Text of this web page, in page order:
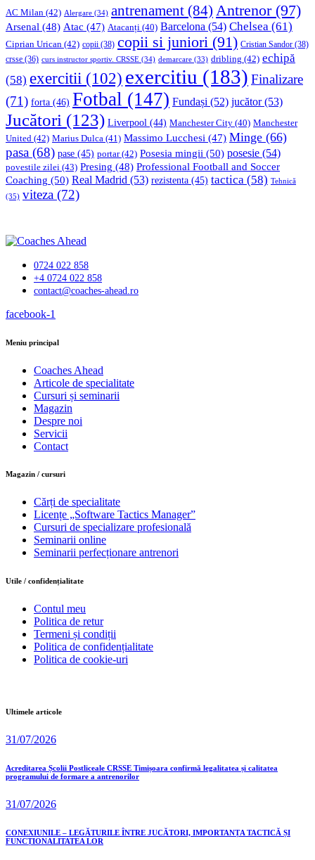
AC Milan (42) Alergare (34) antrenament (84) Antrenor(97)
Arsenal (48) Atac (47) Atacanți (40) Barcelona (54) Chelsea (61)
Ciprian Urican (42) copii (38) copii si juniori (91) Cristian Sandor (38)
crsse (36) curs instructor sportiv. CRSSE (34) demarcare (33) dribling (42) echipă
(58) exercitii (102) exercitiu (183) Finalizare
(71) forta (46) Fotbal (147) Fundași (52) jucător(53)
Jucători (123) Liverpool (44) Manchester City (40) Manchester
United (42) Marius Dulca (41) Massimo Lucchesi (47) Minge (66)
pasa (68) pase (45) portar(42) Posesia mingii (50) posesie (54)
povestile zilei (43) Presing (48) Professional Football and Soccer
Coaching (50) Real Madrid (53) rezistenta (45) tactica (58) Tehnică
(35) viteza (72)
0724 022 858
+4 0724 022 858
contact@coaches-ahead.ro
facebook-1
Meniu principal
Coaches Ahead
Articole de specialitate
Cursuri și seminarii
Magazin
Despre noi
Servicii
Contact
Magazin / cursuri
Cărți de specialitate
Licențe „Software Tactics Manager”
Cursuri de specializare profesională
Seminarii online
Seminarii perfecționare antrenori
Utile / confidențialitate
Contul meu
Politica de retur
Termeni și condiții
Politica de confidențialitate
Politica de cookie-uri
Ultimele articole
31/07/2026
Acreditarea Școlii Postliceale CRSSE Timișoara confirmă legalitatea și calitatea
programului de formare a antrenorilor
31/07/2026
CONEXIUNILE – LEGĂTURILE ÎNTRE JUCĂTORI, IMPORTANȚA TACTICĂ ȘI
FUNCȚIONALITATEA LOR